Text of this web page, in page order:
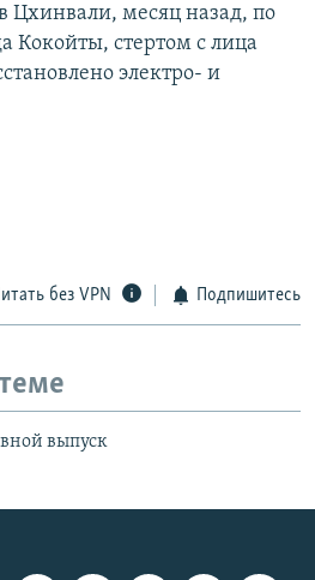
Цхинвали, месяц назад, по
Кокойты, стертом с лица
электро- и
без VPN Подпишитесь
выпуск